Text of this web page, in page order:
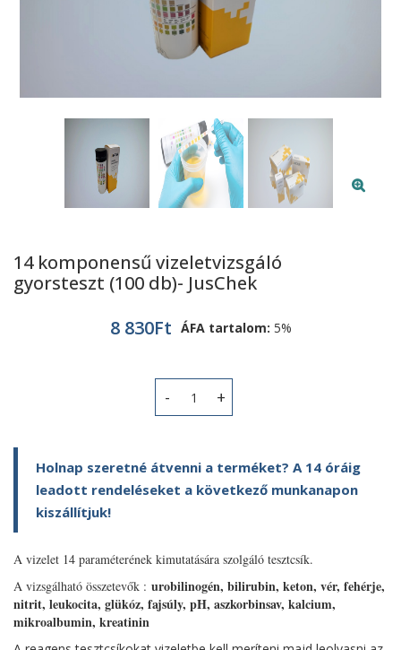
14 komponensű vizeletvizsgáló
gyorsteszt (100 db)- JusChek
8 830Ft ÁFA tartalom: 5%
14 komponensű vizeletvizsgáló
Holnap szeretné átvenni a terméket? A 14 óráig
leadott rendeléseket a következő munkanapon
kiszállítjuk!
A vizelet 14 paraméterének kimutatására szolgáló tesztcsík.
A vizsgálható összetevők : urobilinogén, bilirubin, keton, vér, fehérje,
nitrit, leukocita, glükóz, fajsúly, pH, aszkorbinsav, kalcium,
mikroalbumin, kreatinin